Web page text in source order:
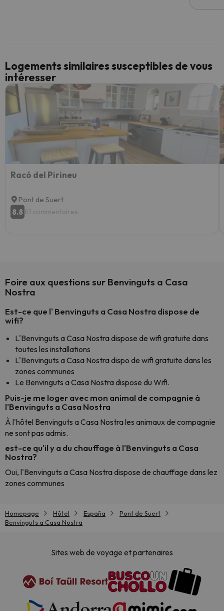
Logements similaires susceptibles de vous
intéresser
Racó del Pirineu
Pont de Suert
8.8 61 commentaires
Foire aux questions sur Benvinguts a Casa
Nostra
Est-ce que l' Benvinguts a Casa Nostra dispose de
wifi?
L'Benvinguts a Casa Nostra dispose de wifi gratuite dans
toutes les installations
L'Benvinguts a Casa Nostra dispo de wifi gratuite dans les
zones communes
Le Benvinguts a Casa Nostra dispose du Wifi.
Puis-je me loger avec mon animal de compagnie à
l'Benvinguts a Casa Nostra
À l'hôtel Benvinguts a Casa Nostra les animaux de compagnie
ne sont pas admis.
est-ce qu'il y a du chauffage à l'Benvinguts a Casa
Nostra?
Oui, l'Benvinguts a Casa Nostra dispose de chauffage dans lez
zones communes
Homepage Hôtel España
Pont de Suert
Benvinguts a Casa Nostra
Sites web de voyage et partenaires